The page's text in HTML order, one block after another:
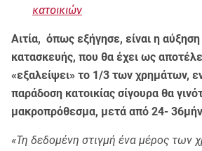
κατοικιών
Αιτία, όπως εξήγησε, είναι η
κατασκευής, που θα έχει ως
«εξαλείψει» το 1/3 των χρημάτων,
παράδοση κατοικίας σίγουρα θα
μακροπρόθεσμα, μετά από 24-
«Τη δεδομένη στιγμή ένα μέρος των